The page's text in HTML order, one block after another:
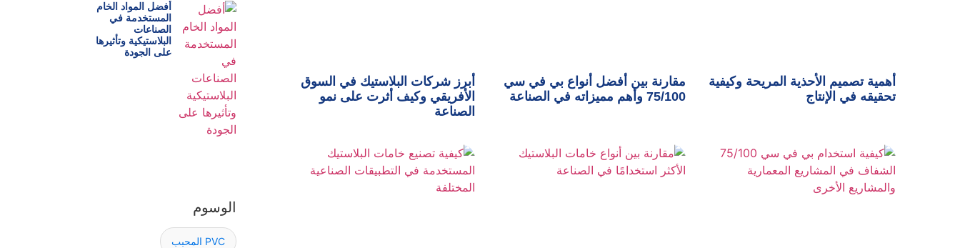
أهمية تصميم الأحذية المريحة وكيفية
تحقيقه في الإنتاج
مقارنة بين أفضل أنواع بي في سي
75/100 وأهم مميزاته في الصناعة
أبرز شركات البلاستيك في السوق
الأفريقي وكيف أثرت على نمو
الصناعة
أفضل المواد الخام
المستخدمة في
الصناعات
البلاستيكية وتأثيرها
على الجودة
الوسوم
PVC المحبب